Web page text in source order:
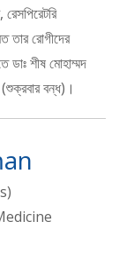
তার রোগীদের
ডাঃ শীষ মোহাম্মদ
বন্ধ)।